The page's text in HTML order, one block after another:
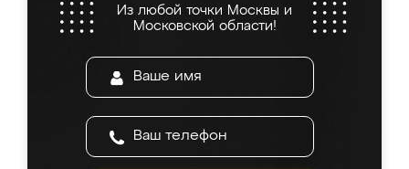
Из любой точки Москвы и
Московской области!